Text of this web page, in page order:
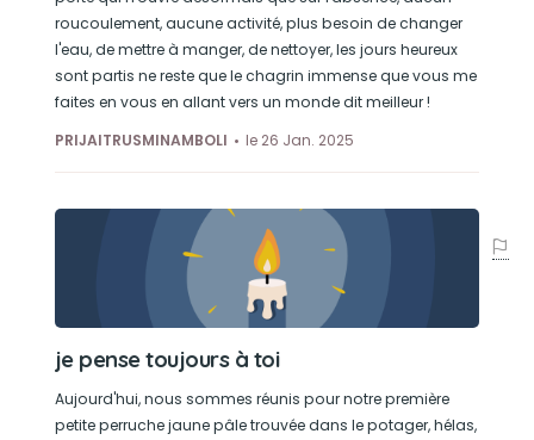
roucoulement, aucune activité, plus besoin de changer
l'eau, de mettre à manger, de nettoyer, les jours heureux
sont partis ne reste que le chagrin immense que vous me
faites en vous en allant vers un monde dit meilleur !
PRIJAITRUSMINAMBOLI
le 26 Jan. 2025
je pense toujours à toi
Aujourd'hui, nous sommes réunis pour notre première
petite perruche jaune pâle trouvée dans le potager, hélas,